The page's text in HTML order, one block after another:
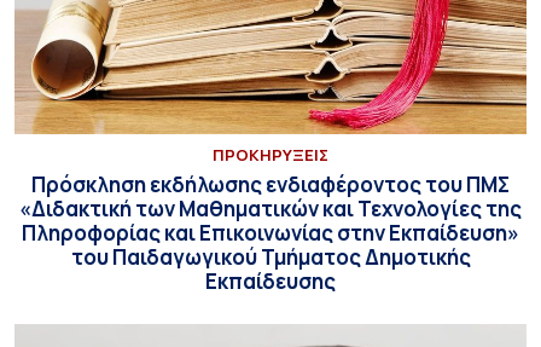
ΠΡΟΚΗΡΥΞΕΙΣ
Πρόσκληση εκδήλωσης ενδιαφέροντος του ΠΜΣ
«Διδακτική των Μαθηματικών και Τεχνολογίες της
Πληροφορίας και Επικοινωνίας στην Εκπαίδευση»
του Παιδαγωγικού Τμήματος Δημοτικής
Εκπαίδευσης